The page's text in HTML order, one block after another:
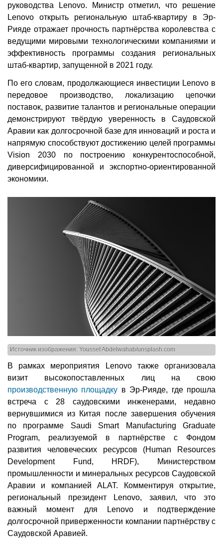
руководства Lenovo. Министр отметил, что решение
Lenovo открыть региональную штаб-квартиру в Эр-
Рияде отражает прочность партнёрства королевства с
ведущими мировыми технологическими компаниями и
эффективность программы создания региональных
штаб-квартир, запущенной в 2021 году.
По его словам, продолжающиеся инвестиции Lenovo в
передовое производство, локализацию цепочки
поставок, развитие талантов и региональные операции
демонстрируют твёрдую уверенность в Саудовской
Аравии как долгосрочной базе для инноваций и роста и
напрямую способствуют достижению целей программы
Vision 2030 по построению конкурентоспособной,
диверсифицированной и экспортно-ориентированной
экономики.
Источник изображения: Youssef Abdelwahab/unsplash.com
В рамках мероприятия Lenovo также организовала
визит высокопоставленных лиц на свою
производственную площадку в Эр-Рияде, где прошла
встреча с 28 саудовскими инженерами, недавно
вернувшимися из Китая после завершения обучения
по программе Saudi Smart Manufacturing Graduate
Program, реализуемой в партнёрстве с Фондом
развития человеческих ресурсов (Human Resources
Development Fund, HRDF), Министерством
промышленности и минеральных ресурсов Саудовской
Аравии и компанией ALAT. Комментируя открытие,
региональный президент Lenovo, заявил, что это
важный момент для Lenovo и подтверждение
долгосрочной приверженности компании партнёрству с
Саудовской Аравией.